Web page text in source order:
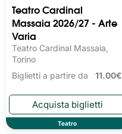
Teatro Cardinal
Massaia 2026/27 - Arte
Varia
Teatro Cardinal Massaia,
Torino
Biglietti a partire da 11.00€
Teatro